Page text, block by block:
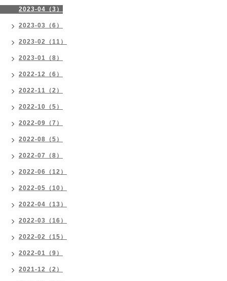
2023-04（3）
2023-03（6）
2023-02（11）
2023-01（8）
2022-12（6）
2022-11（2）
2022-10（5）
2022-09（7）
2022-08（5）
2022-07（8）
2022-06（12）
2022-05（10）
2022-04（13）
2022-03（16）
2022-02（15）
2022-01（9）
2021-12（2）